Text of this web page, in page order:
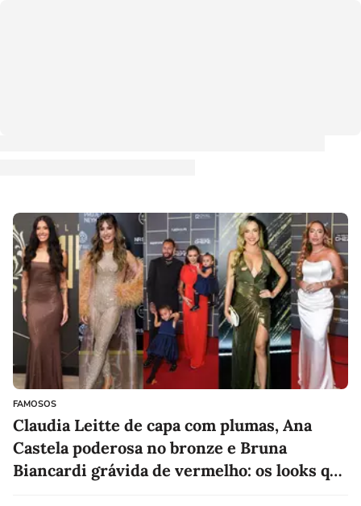
FAMOSOS
Claudia Leitte de capa com plumas, Ana
Castela poderosa no bronze e Bruna
Biancardi grávida de vermelho: os looks que